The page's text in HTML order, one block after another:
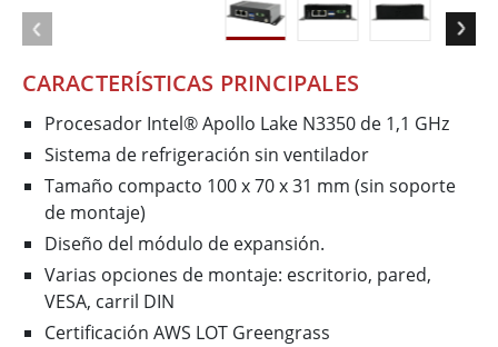
CARACTERÍSTICAS PRINCIPALES
Procesador Intel® Apollo Lake N3350 de 1,1 GHz
Sistema de refrigeración sin ventilador
Tamaño compacto 100 x 70 x 31 mm (sin soporte
de montaje)
Diseño del módulo de expansión.
Varias opciones de montaje: escritorio, pared,
VESA, carril DIN
Certificación AWS LOT Greengrass